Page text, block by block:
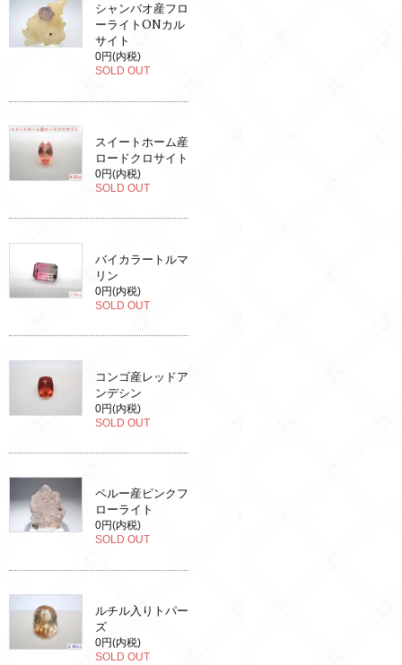
シャンバオ産フロ
ーライトONカル
サイト
0円(内税)
SOLD OUT
スイートホーム産
ロードクロサイト
0円(内税)
SOLD OUT
バイカラートルマ
リン
0円(内税)
SOLD OUT
コンゴ産レッドア
ンデシン
0円(内税)
SOLD OUT
ペルー産ピンクフ
ローライト
0円(内税)
SOLD OUT
ルチル入りトパー
ズ
0円(内税)
SOLD OUT